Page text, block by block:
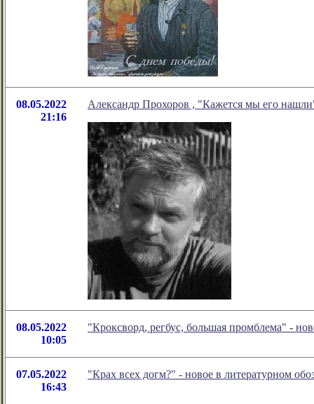
08.05.2022
21:16
Александр Прохоров , "Кажется мы его
08.05.2022
10:05
"Кроксворд, регбус, большая промблема" -
07.05.2022
16:43
"Крах всех догм?" - новое в литературном